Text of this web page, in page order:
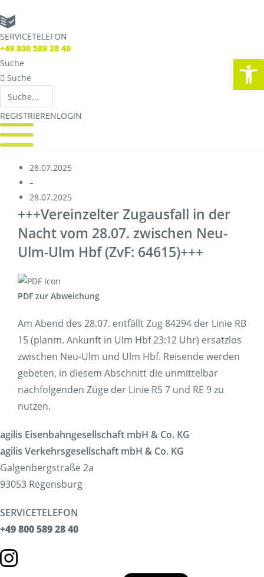
Inhalt
springen
SERVICETELEFON
+49 800 589 28 40
Suche
Suche
REGISTRIERENLOGIN
SERVICE TELEFON
+49 800 589 28 40
Suche
Suche
REGISTRIERENLOGIN
REGISTRIERENLOGIN
Fahrpläne
Abweichungen
Live Verbindungscheck
Baumaßnahmen_RVOF
Tickets
Verkaufsstellen & Automaten
Deutschlandticket
Freizeit
Fahrradmitnahme
Ausflüge
Fahrgastmagazin PICO
Service
Bestellung Infomaterial
Interaktive Karte
Erhöhtes Beförderungsentgelt
28.07.2025
–
28.07.2025
+++Vereinzelter Zugausfall in der
Nacht vom 28.07. zwischen Neu-
Ulm-Ulm Hbf (ZvF: 64615)+++
PDF zur Abweichung
Am Abend des 28.07. entfällt Zug 84294 der Linie RB
15 (planm. Ankunft in Ulm Hbf 23:12 Uhr) ersatzlos
zwischen Neu-Ulm und Ulm Hbf. Reisende werden
gebeten, in diesem Abschnitt die unmittelbar
nachfolgenden Züge der Linie RS 7 und RE 9 zu
nutzen.
agilis Eisenbahngesellschaft mbH & Co. KG
agilis Verkehrsgesellschaft mbH & Co. KG
Galgenbergstraße 2a
93053 Regensburg
SERVICETELEFON
+49 800 589 28 40